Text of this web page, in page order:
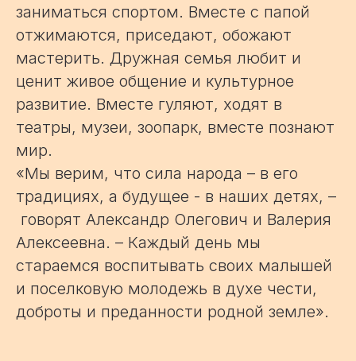
заниматься спортом. Вместе с папой
отжимаются, приседают, обожают
мастерить. Дружная семья любит и
ценит живое общение и культурное
развитие. Вместе гуляют, ходят в
театры, музеи, зоопарк, вместе познают
мир.
«Мы верим, что сила народа – в его
традициях, а будущее - в наших детях, –
говорят Александр Олегович и Валерия
Алексеевна. – Каждый день мы
стараемся воспитывать своих малышей
и поселковую молодежь в духе чести,
доброты и преданности родной земле».